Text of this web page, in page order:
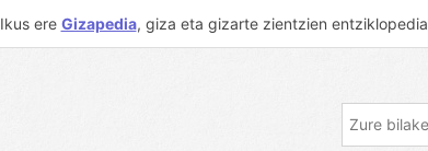
Ikus ere Gizapedia, giza eta gizarte zientzien entziklopedia